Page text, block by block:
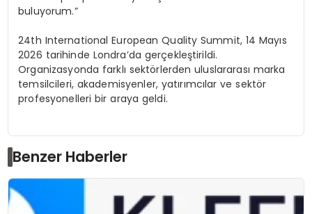
buluyorum.”
24th International European Quality Summit, 14 Mayıs
2026 tarihinde Londra’da gerçekleştirildi.
Organizasyonda farklı sektörlerden uluslararası marka
temsilcileri, akademisyenler, yatırımcılar ve sektör
profesyonelleri bir araya geldi.
Benzer Haberler